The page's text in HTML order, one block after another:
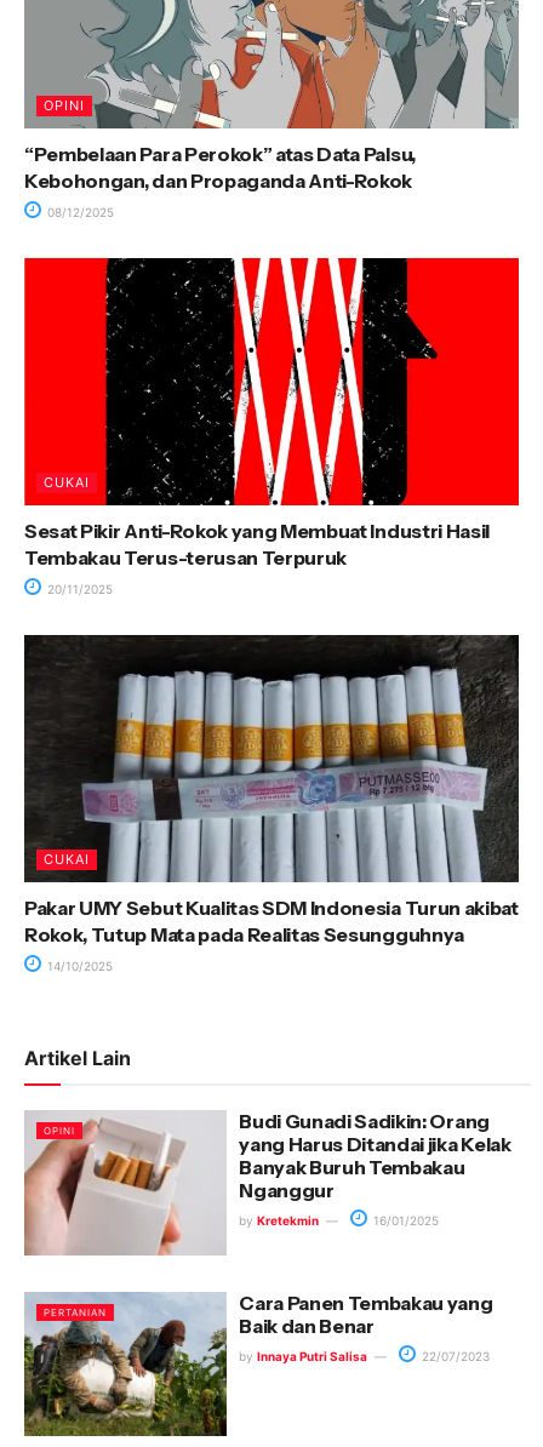
OPINI
“Pembelaan Para Perokok” atas Data Palsu,
Kebohongan, dan Propaganda Anti-Rokok
08/12/2025
CUKAI
Sesat Pikir Anti-Rokok yang Membuat Industri Hasil
Tembakau Terus-terusan Terpuruk
20/11/2025
CUKAI
Pakar UMY Sebut Kualitas SDM Indonesia Turun akibat
Rokok, Tutup Mata pada Realitas Sesungguhnya
14/10/2025
Artikel Lain
OPINI
Budi Gunadi Sadikin: Orang
yang Harus Ditandai jika Kelak
Banyak Buruh Tembakau
Nganggur
by Kretekmin 16/01/2025
PERTANIAN
Cara Panen Tembakau yang
Baik dan Benar
by Innaya Putri Salisa 22/07/2023